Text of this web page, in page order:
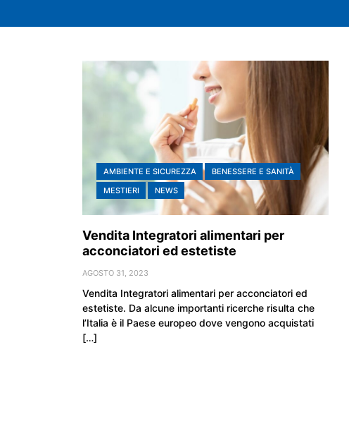
AMBIENTE E SICUREZZA
BENESSERE E SANITÀ
MESTIERI
NEWS
Vendita Integratori alimentari per
acconciatori ed estetiste
AGOSTO 31, 2023
Vendita Integratori alimentari per acconciatori ed
estetiste. Da alcune importanti ricerche risulta che
l’Italia è il Paese europeo dove vengono acquistati
[…]